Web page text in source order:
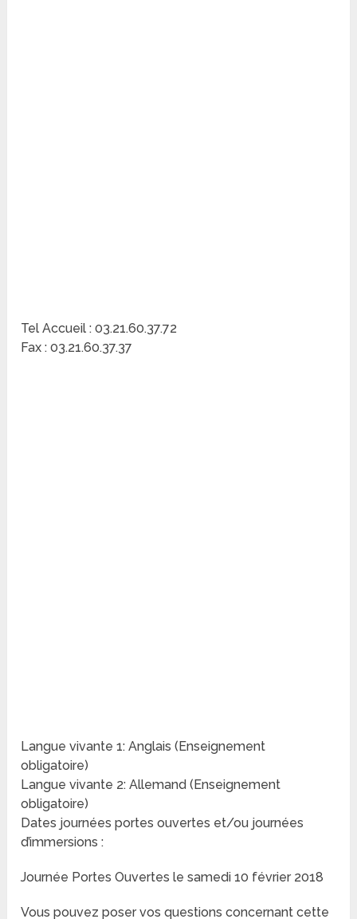
Tel Accueil : 03.21.60.37.72
Fax : 03.21.60.37.37
Langue vivante 1: Anglais (Enseignement
obligatoire)
Langue vivante 2: Allemand (Enseignement
obligatoire)
Dates journées portes ouvertes et/ou journées
d’immersions :
Journée Portes Ouvertes le samedi 10 février 2018
Vous pouvez poser vos questions concernant cette